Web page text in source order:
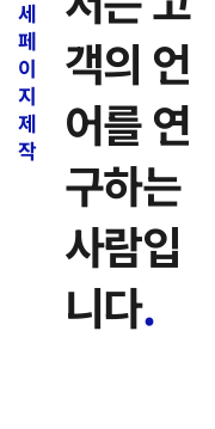
세
페
이
지
제
작
객의 언
어를 연
구하는
사람입
니다.